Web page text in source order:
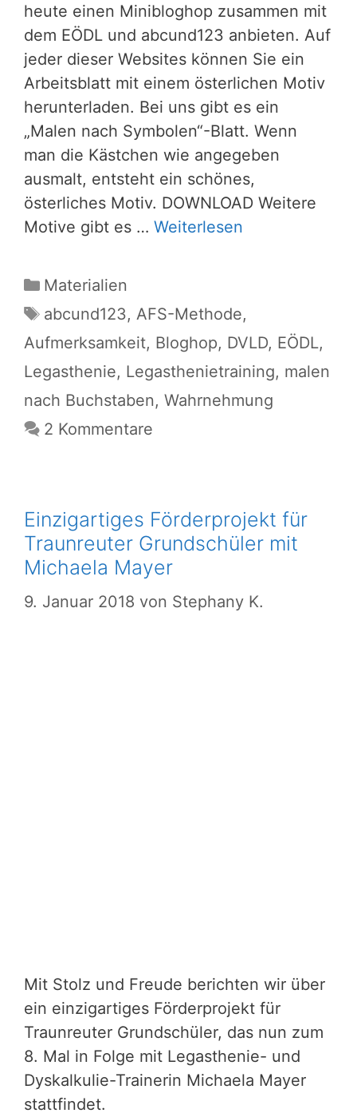
heute einen Minibloghop zusammen mit
dem EÖDL und abcund123 anbieten. Auf
jeder dieser Websites können Sie ein
Arbeitsblatt mit einem österlichen Motiv
herunterladen. Bei uns gibt es ein
„Malen nach Symbolen“-Blatt. Wenn
man die Kästchen wie angegeben
ausmalt, entsteht ein schönes,
österliches Motiv. DOWNLOAD Weitere
Motive gibt es … Weiterlesen
Kategorien
Materialien
Schlagwörter
abcund123, AFS-Methode,
Aufmerksamkeit, Bloghop, DVLD, EÖDL,
Legasthenie, Legasthenietraining, malen
nach Buchstaben, Wahrnehmung
2 Kommentare
Einzigartiges Förderprojekt für
Traunreuter Grundschüler mit
Michaela Mayer
9. Januar 2018 von Stephany K.
Mit Stolz und Freude berichten wir über
ein einzigartiges Förderprojekt für
Traunreuter Grundschüler, das nun zum
8. Mal in Folge mit Legasthenie- und
Dyskalkulie-Trainerin Michaela Mayer
stattfindet.